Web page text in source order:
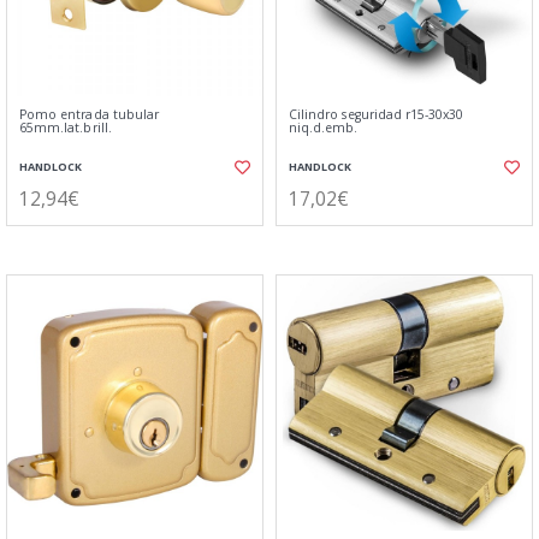
Pomo entrada tubular
65mm.lat.brill.
HANDLOCK
12,94€
Cilindro seguridad r15-30x30
niq.d.emb.
HANDLOCK
17,02€